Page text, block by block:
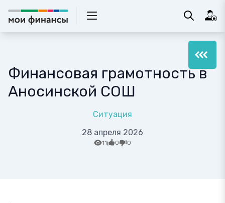
Финансовая грамотность в
Аносинской СОШ
Ситуация
28 апреля 2026
11 0 0